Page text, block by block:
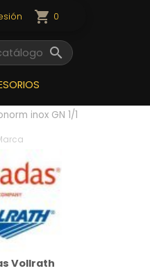
shopping_cart 0

inox GN 1/1
Vollrath